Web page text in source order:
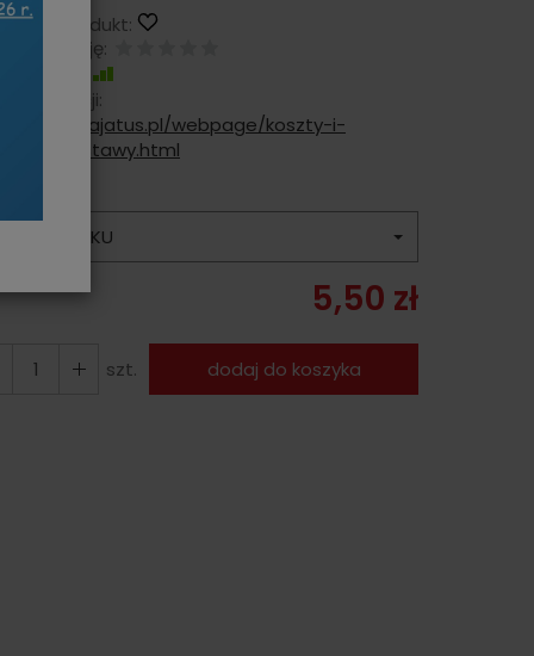
produkt:
recenzję:
realizacji:
www.ajatus.pl/webpage/koszty-i-
dostawy.html
NADRUKU
5,50 zł
szt. dodaj do koszyka